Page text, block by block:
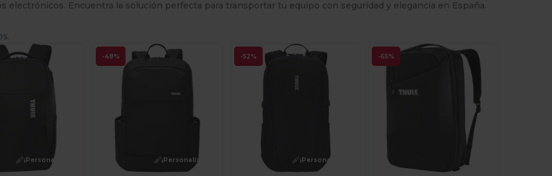
electrónicos. Encuentra la solución perfecta para transportar tu equipo con seguridad y elegancia en España.
¡Personalízalo!
-48%
¡Personalízalo!
-52%
¡Personalízalo!
-65%